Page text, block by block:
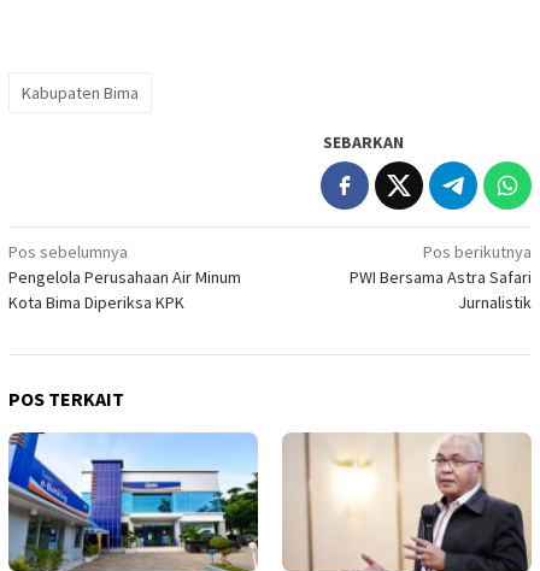
Kabupaten Bima
SEBARKAN
Navigasi
pos
Pos sebelumnya
Pengelola Perusahaan Air Minum
Kota Bima Diperiksa KPK
Pos berikutnya
PWI Bersama Astra Safari
Jurnalistik
POS TERKAIT